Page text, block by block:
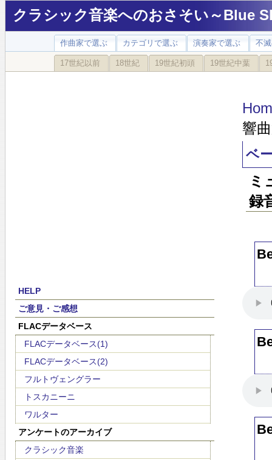
クラシック音楽へのおさそい～Blue
作曲家で選ぶ カテゴリで選ぶ 演奏家で選ぶ 不
17世紀以前 18世紀 19世紀初頭 19世紀中葉
HELP
ご意見・ご感想
FLACデータベース
FLACデータベース(1)
FLACデータベース(2)
フルトヴェングラー
トスカニーニ
ワルター
アンケートのアーカイブ
クラシック音楽
響
ベ
ミ
録